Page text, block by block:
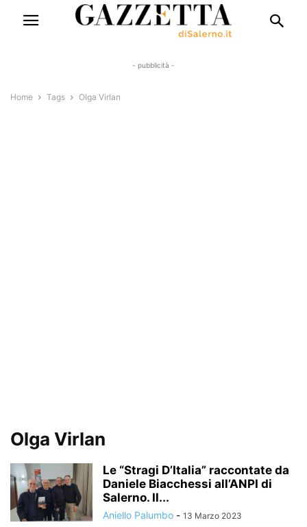
- pubblicità -
Home Tags Olga Virlan
Olga Virlan
Le “Stragi D’Italia” raccontate da
Daniele Biacchessi all’ANPI di
Salerno. Il...
Aniello Palumbo - 13 Marzo 2023